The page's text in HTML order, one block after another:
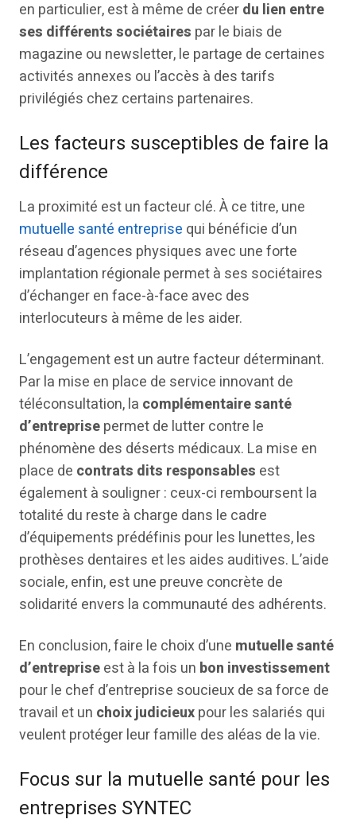
en particulier, est à même de créerdu lien entre
ses différents sociétaires par le biais de
magazine ou newsletter, le partage de certaines
activités annexes ou l’accès à des tarifs
privilégiés chez certains partenaires.
Les facteurs susceptibles de faire la
différence
La proximité est un facteur clé. À ce titre, une
mutuelle santé entreprise qui bénéficie d’un
réseau d’agences physiques avec une forte
implantation régionale permet à ses sociétaires
d’échanger en face-à-face avec des
interlocuteurs à même de les aider.
L’engagement est un autre facteur déterminant.
Par la mise en place de service innovant de
téléconsultation, la complémentaire santé
d’entreprisepermet de lutter contre le
phénomène des déserts médicaux. La mise en
place de contrats dits responsables est
également à souligner : ceux-ci remboursent la
totalité du reste à charge dans le cadre
d’équipements prédéfinis pour les lunettes, les
prothèses dentaires et les aides auditives. L’aide
sociale, enfin, est une preuve concrète de
solidarité envers la communauté des adhérents.
En conclusion, faire le choix d’une mutuelle santé
d’entrepriseest à la fois un bon investissement
pour le chef d’entreprise soucieux de sa force de
travail et un choix judicieuxpour les salariés qui
veulent protéger leur famille des aléas de la vie.
Focus sur la mutuelle santé pour les
entreprises SYNTEC